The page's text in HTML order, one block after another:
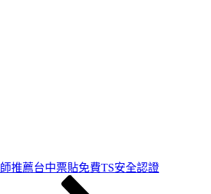
推薦台中票貼免費TS安全認證